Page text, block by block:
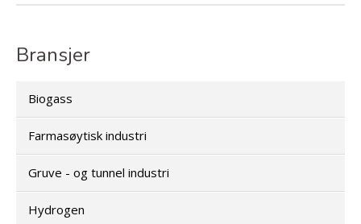
Bransjer
Biogass
Farmasøytisk industri
Gruve - og tunnel industri
Hydrogen